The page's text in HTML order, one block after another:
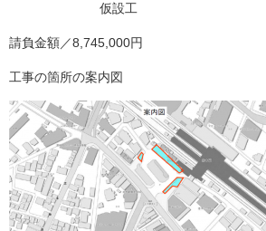
仮設工
請負金額／8,745,000円
工事の箇所の案内図